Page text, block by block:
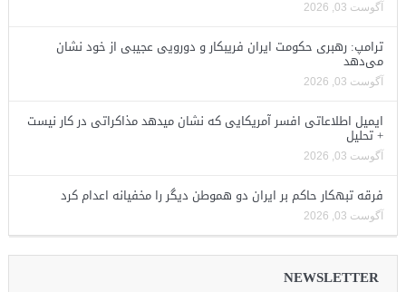
آگوست 03, 2026
ترامپ: رهبری حکومت ایران فریبکار و دورویی عجیبی از خود نشان
می‌دهد
آگوست 03, 2026
ایمیل اطلاعاتی افسر آمریکایی که نشان میدهد مذاکراتی در کار نیست
+ تحلیل
آگوست 03, 2026
فرقه تبهکار حاکم بر ایران دو هموطن دیگر را مخفیانه اعدام کرد
آگوست 03, 2026
NEWSLETTER